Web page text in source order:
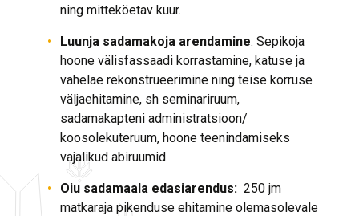
ning mitteköetav kuur.
Luunja sadamakoja arendamine: Sepikoja
hoone välisfassaadi korrastamine, katuse ja
vahelae rekonstrueerimine ning teise korruse
väljaehitamine, sh seminariruum,
sadamakapteni administratsioon/
koosolekuteruum, hoone teenindamiseks
vajalikud abiruumid.
Oiu sadamaala edasiarendus: 250 jm
matkaraja pikenduse ehitamine olemasolevale